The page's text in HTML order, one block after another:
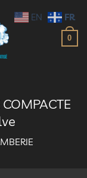
0
EN FR